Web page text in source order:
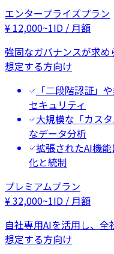
エンタープライズプラン
¥ 12,000~1ID / 月額
強固なガバナンスが求
想定する方向け
「二段階認証」
セキュリティ
大規模な「カス
なデータ分析
拡張されたAI機
化と統制
プレミアムプラン
¥32,000~1ID / 月額
自社専用AIを活用し、
想定する方向け